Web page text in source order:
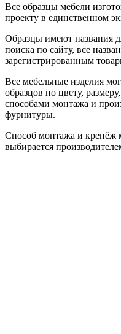
Все образцы мебели
проекту в единственном
Образцы имеют названия
поиска по сайту, все
зарегистрированным
Все мебельные изделия
образцов по цвету,
способами монтажа и
фурнитуры.
Способ монтажа и крепёж
выбирается